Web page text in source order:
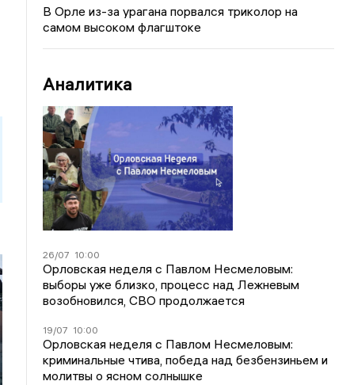
В Орле из-за урагана порвался триколор на
самом высоком флагштоке
Аналитика
26/07 10:00
Орловская неделя с Павлом Несмеловым:
выборы уже близко, процесс над Лежневым
возобновился, СВО продолжается
19/07 10:00
Орловская неделя с Павлом Несмеловым:
криминальные чтива, победа над безбензиньем и
молитвы о ясном солнышке